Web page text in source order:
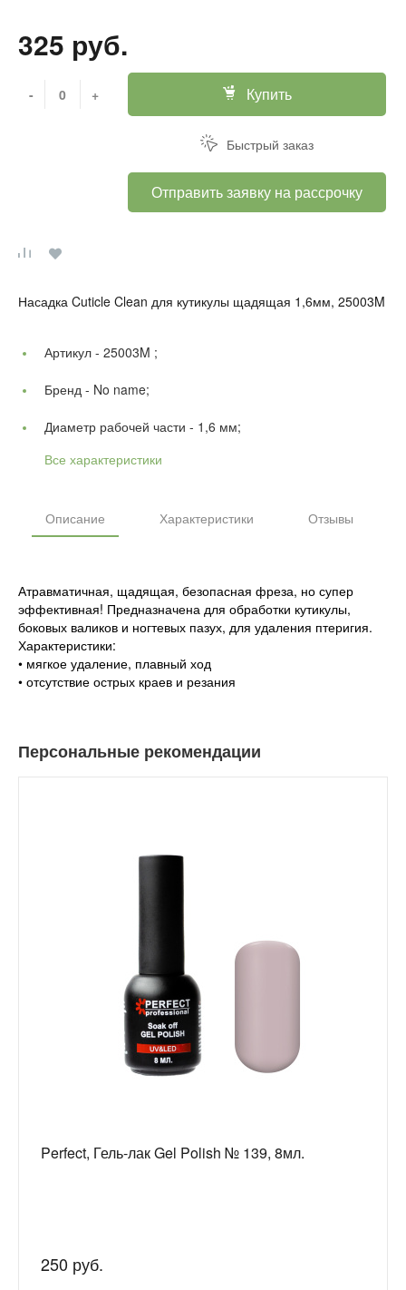
325 руб.
- + Купить
Быстрый заказ
Отправить заявку на рассрочку
Насадка Cuticle Clean для кутикулы щадящая 1,6мм, 25003M
Артикул - 25003M ;
Бренд - No name;
Диаметр рабочей части - 1,6 мм;
Все характеристики
Описание Характеристики Отзывы
Атравматичная, щадящая, безопасная фреза, но супер
эффективная! Предназначена для обработки кутикулы,
боковых валиков и ногтевых пазух, для удаления птеригия.
Характеристики:
• мягкое удаление, плавный ход
• отсутствие острых краев и резания
Персональные рекомендации
Perfect, Гель-лак Gel Polish № 139, 8мл.
250 руб.